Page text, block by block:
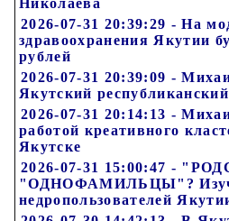
Николаева
2026-07-31 20:39:29 - На
здравоохранения Якутии
рублей
2026-07-31 20:39:09 -
Якутский
2026-07-31 20:14:13 -
работой креативного
Якутске
2026-07-31 15:00:47 -
"ОДНОФАМИЛЬЦЫ"?
недропользователей